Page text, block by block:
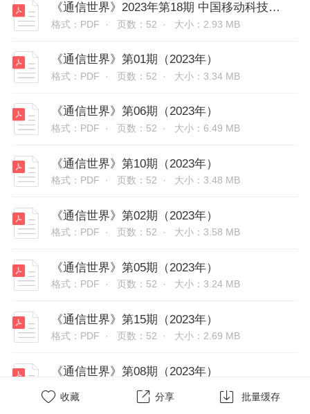
《通信世界》2023年第18期 中国移动科技周释放新质生产力
格式：PDF · 页数：52 · 大小：2.93 MB
《通信世界》第01期（2023年）
格式：PDF · 页数：52 · 大小：3.34 MB
《通信世界》第06期（2023年）
格式：PDF · 页数：52 · 大小：6.49 MB
《通信世界》第10期（2023年）
格式：PDF · 页数：52 · 大小：3.48 MB
《通信世界》第02期（2023年）
格式：PDF · 页数：52 · 大小：3.58 MB
《通信世界》第05期（2023年）
格式：PDF · 页数：52 · 大小：3.24 MB
《通信世界》第15期（2023年）
格式：PDF · 页数：52 · 大小：2.69 MB
《通信世界》第08期（2023年）
页数：52 · 大小：3.01 MB
 收藏  分享  批量缓存